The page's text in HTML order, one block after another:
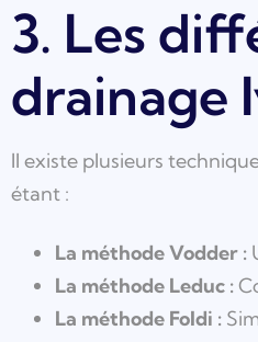
3. Les
drainage
Il existe plusieurs
étant :
La méthode Vodder :
La méthode Leduc :
La méthode Foldi :